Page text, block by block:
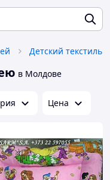
Детский текстиль
в Молдове
Цена